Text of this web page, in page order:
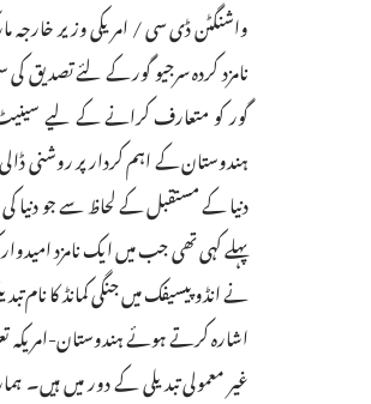
واشنگٹن ڈی سی / امریکی وزیر
نامزد کردہ سرجیو گور کے لئے تصدیق
گور کو متعارف کرانے کے لیے
ہندوستان کے اہم کردار پر روشنی
دنیا کے مستقبل کے لحاظ سے جو
پہلے کہی تھی جب میں ایک نامزد
نے انڈو پیسیفک میں جنگی کمانڈ کا
اشارہ کرتے ہوئے ہندوستان-امریکہ
غیر معمولی تبدیلی کے دور میں